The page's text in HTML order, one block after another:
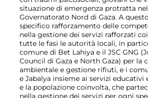
situazione di emergenza protratta nel
Governatorato Nord di Gaza. A
specifico rafforzamento delle
nella gestione dei servizi rafforzati
tutte le fasi le autorità locali, in
comune di Bet Lahiya e il JSC GNG
Council di Gaza e North Gaza) per la
ambientale e gestione rifiuti, e i
e Jabalya insieme ai servizi educativi
e la popolazione coinvolta, che
nella gestione dei servizi per ogni